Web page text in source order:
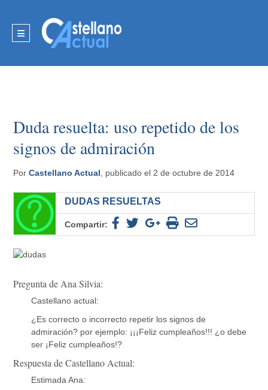
Duda resuelta: uso repetido de los
signos de admiración
PorCastellano Actual , publicado el 2 de octubre de 2014
DUDAS RESUELTAS
Compartir:
Pregunta de Ana Silvia:
Castellano actual:
¿Es correcto o incorrecto repetir los signos de
admiración? por ejemplo: ¡¡¡Feliz cumpleaños!!! ¿o debe
ser ¡Feliz cumpleaños!?
Respuesta de Castellano Actual:
Estimada Ana: